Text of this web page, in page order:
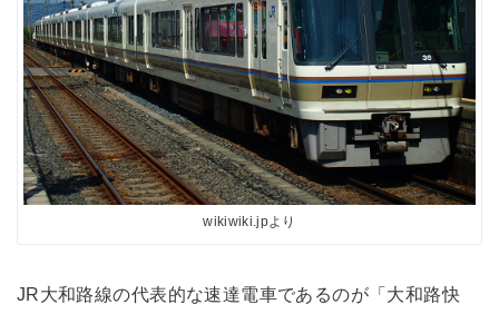
wikiwiki.jpより
JR大和路線の代表的な速達電車であるのが「大和路快